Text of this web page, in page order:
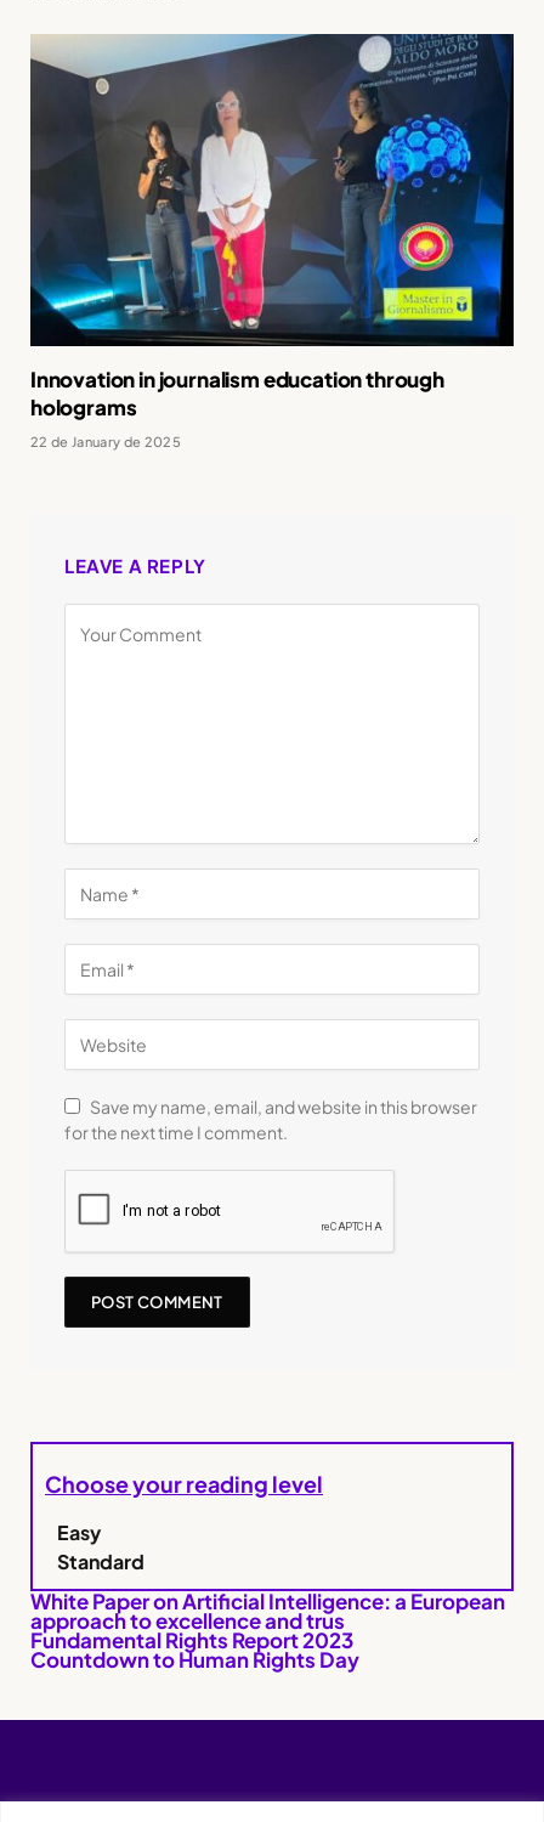
Innovation in journalism education through
holograms
22 de January de 2025
LEAVE A REPLY
Save my name, email, and website in this browser
for the next time I comment.
Choose your reading level
Easy
Standard
White Paper on Artificial Intelligence: a European
approach to excellence and trus
Fundamental Rights Report 2023
Countdown to Human Rights Day